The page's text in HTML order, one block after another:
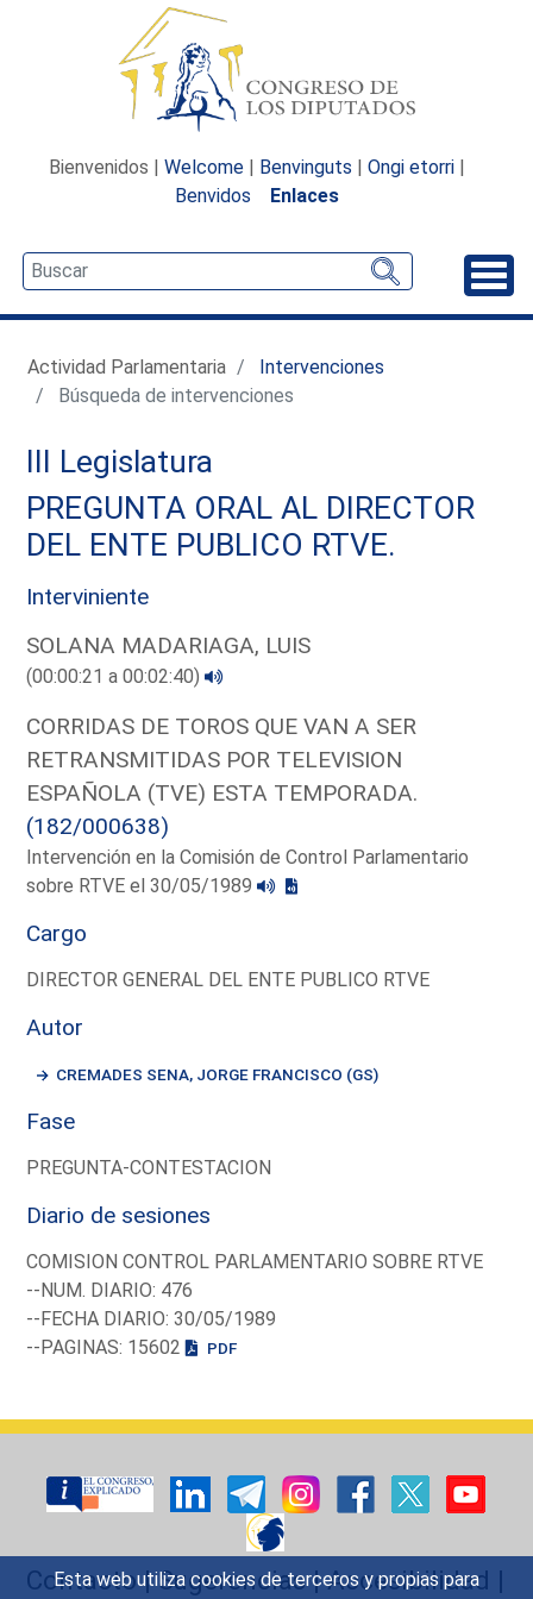
Esta web utiliza cookies de terceros y propias para
Bienvenidos | Welcome | Benvinguts | Ongi etorri |
Benvidos
Enlaces
Actividad Parlamentaria
Intervenciones
Búsqueda de intervenciones
III Legislatura
PREGUNTA ORAL AL DIRECTOR
DEL ENTE PUBLICO RTVE.
Interviniente
SOLANA MADARIAGA, LUIS
(00:00:21 a 00:02:40)
CORRIDAS DE TOROS QUE VAN A SER
RETRANSMITIDAS POR TELEVISION
ESPAÑOLA (TVE) ESTA TEMPORADA.
(182/000638)
Intervención en la Comisión de Control Parlamentario
sobre RTVE el 30/05/1989
Cargo
DIRECTOR GENERAL DEL ENTE PUBLICO RTVE
Autor
CREMADES SENA, JORGE FRANCISCO (GS)
Fase
PREGUNTA-CONTESTACION
Diario de sesiones
COMISION CONTROL PARLAMENTARIO SOBRE RTVE
--NUM. DIARIO: 476
--FECHA DIARIO: 30/05/1989
--PAGINAS: 15602
PDF
Contacto|Sugerencias|Accesibilidad |